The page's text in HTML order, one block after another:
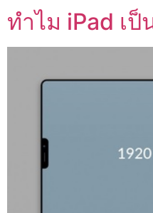
ทำไม iPad เ